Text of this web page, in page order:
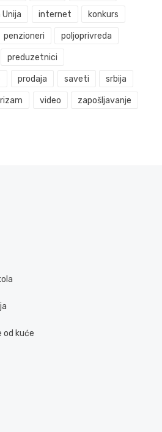
Unija internet konkurs
penzioneri poljoprivreda
preduzetnici
prodaja saveti srbija
video zapošljavanje
od kuće